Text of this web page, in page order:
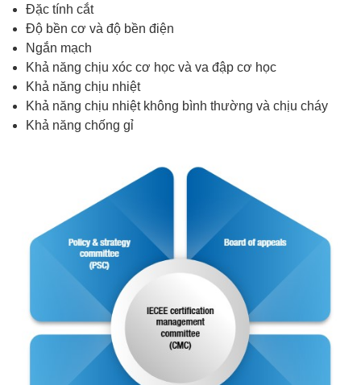
Đặc tính cắt
Độ bền cơ và độ bền điện
Ngắn mạch
Khả năng chịu xóc cơ học và va đập cơ học
Khả năng chịu nhiệt
Khả năng chịu nhiệt không bình thường và chịu cháy
Khả năng chống gỉ